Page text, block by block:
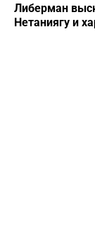
Либерман
Нетаниягу и